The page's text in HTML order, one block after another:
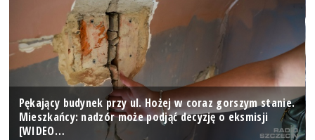
Pękający budynek przy ul. Hożej w coraz gorszym stanie.
Mieszkańcy: nadzór może podjąć decyzję o eksmisji
[WIDEO…